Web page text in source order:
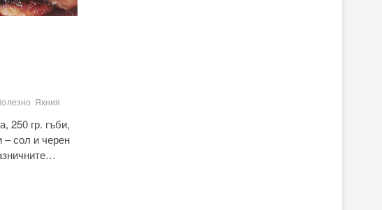
Яхния
250 гр. гъби,
– сол и черен